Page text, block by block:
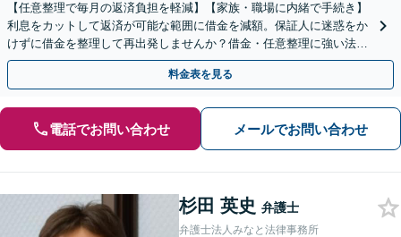
【任意整理で毎月の返済負担を軽減】【家族・職場に内緒で手続き】
利息をカットして返済が可能な範囲に借金を減額。保証人に迷惑をか
けずに借金を整理して再出発しませんか？借金・任意整理に強い法律
事務所【実績5,000件以上】【財産を残して借金整理】
料金表を見る
電話でお問い合わせ メールでお問い合わせ
杉田 英史 弁護士
弁護士法人みなと法律事務所